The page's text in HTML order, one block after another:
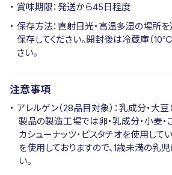
賞味期限：発送から45日程度
保存方法：直射日光・高温多湿の場所を
保存してください。開封後は冷蔵庫（
さい。
注意事項
アレルゲン（28品目対象）：乳成分・大豆
製品の製造工場では卵・乳成分・小麦・ご
カシューナッツ・ピスタチオを使用して
を使用しておりますので、1歳未満の乳
い。